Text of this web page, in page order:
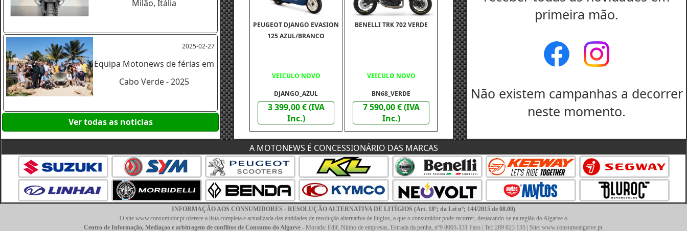
Milão, Itália
2025-02-27
Equipa Motonews de férias em
Cabo Verde - 2025
Ver todas as noticias
PEUGEOT DJANGO EVASION
125 AZUL/BRANCO
VEICULO NOVO
DJANGO_AZUL
3 399,00 € (IVA
Inc.)
BENELLI TRK 702 VERDE
VEICULO NOVO
BN68_VERDE
7 590,00 € (IVA
Inc.)
KL DUEL 125
CINZENTO/VERMELHO
primeira mão.
Não existem campanhas a decorrer
neste momento.
A MOTONEWS É CONCESSIONÁRIO DAS MARCAS
INFORMAÇÃO AOS CONSUMIDORES - RESOLUÇÃO ALTERNATIVA DE LITÍGIOS (Art. 18º; da Lei nº; 144/2015 de 08.09)
O site www.consumidor.pt oferece a lista completa e actualizada das entidades de resolução alternativa de litígios, a que o consumidor pode recorrer, destacando-se na região do Algarve o
Centro de Informação, Mediaçao e arbitragem de conflitos de Consumo do Algarve- Morada: Edif. Ninho de empresas, Estrada da penha, nº9 8005-131 Faro | Tel: 289 823 135 | Site: www.consumoalgarve.pt.